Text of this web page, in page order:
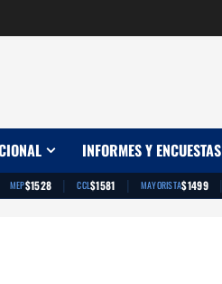
INFORMES Y ENCUESTAS
MEP$1528 | CCL$1581 | MAYORISTA$1499 |